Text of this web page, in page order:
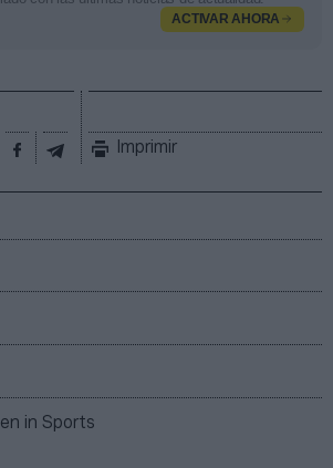
in Sports
ACTIVAR AHORA
Imprimir